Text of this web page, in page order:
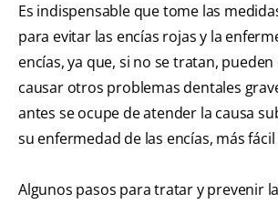
Es indispensable que tome las
para evitar las encías rojas y la
encías, ya que, si no se tratan,
causar otros problemas dentales
antes se ocupe de atender la causa
su enfermedad de las encías, más
Algunos pasos para tratar y prevenir